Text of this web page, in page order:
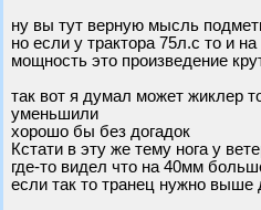
ну вы тут верную мысль
но если у трактора 75л.с то и
мощность это произведение
так вот я думал может жиклер
уменьшили
хорошо бы без догадок
Кстати в эту же тему нога у
где-то видел что на 40мм
если так то транец нужно выше